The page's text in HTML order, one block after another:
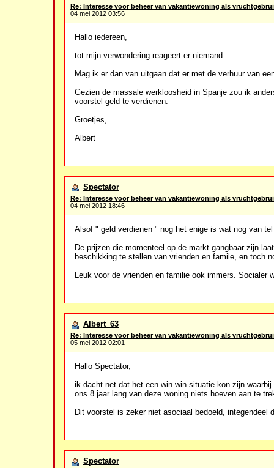
Re: Interesse voor beheer van vakantiewoning als
04 mei 2012 03:56
Hallo iedereen,
tot mijn verwondering reageert er niemand.
Mag ik er dan van uitgaan dat er met de verhuur van
Gezien de massale werkloosheid in Spanje zou ik
voorstel geld te verdienen.
Groetjes,
Albert
Spectator
Re: Interesse voor beheer van vakantiewoning als
04 mei 2012 18:46
Alsof " geld verdienen " nog het enige is wat nog van
De prijzen die momenteel op de markt gangbaar zijn
beschikking te stellen van vrienden en famile, en toch
Leuk voor de vrienden en familie ook immers. Socialer
Albert_63
Re: Interesse voor beheer van vakantiewoning als
05 mei 2012 02:01
Hallo Spectator,
ik dacht net dat het een win-win-situatie kon zijn
ons 8 jaar lang van deze woning niets hoeven aan te
Dit voorstel is zeker niet asociaal bedoeld, integendeel
Spectator